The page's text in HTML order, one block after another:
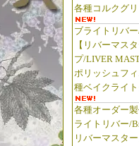
各種コルクグ
ブライトリバ
【リバーマス
プ/LIVER
ポリッシュフ
種ベイクライ
各種オーダー
ライトリバー/
リバーマスタ